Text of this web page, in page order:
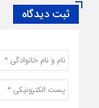
ثبت دیدگاه